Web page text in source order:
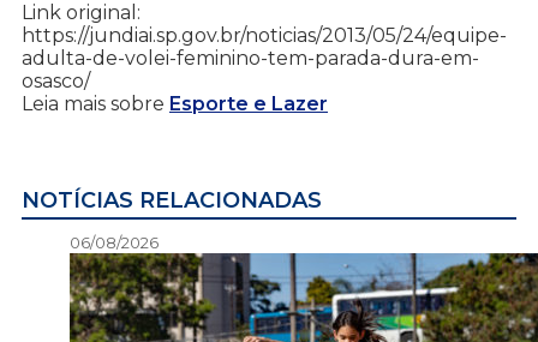
Link original:
https://jundiai.sp.gov.br/noticias/2013/05/24/equipe-
adulta-de-volei-feminino-tem-parada-dura-em-
osasco/
Leia mais sobre Esporte e Lazer
NOTÍCIAS RELACIONADAS
06/08/2026